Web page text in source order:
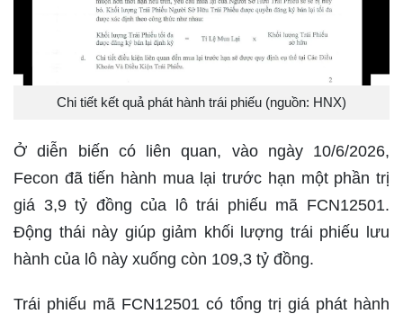
Chi tiết kết quả phát hành trái phiếu (nguồn: HNX)
Ở diễn biến có liên quan, vào ngày 10/6/2026,
Fecon đã tiến hành mua lại trước hạn một phần trị
giá 3,9 tỷ đồng của lô trái phiếu mã FCN12501.
Động thái này giúp giảm khối lượng trái phiếu lưu
hành của lô này xuống còn 109,3 tỷ đồng.
Trái phiếu mã FCN12501 có tổng trị giá phát hành